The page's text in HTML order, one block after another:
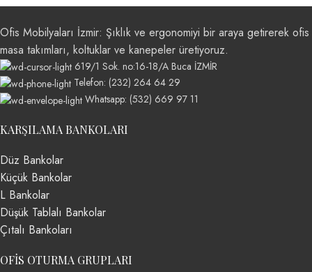
Ofis Mobilyaları İzmir: Şıklık ve ergonomiyi bir araya getirerek ofis
masa takımları, koltuklar ve kanepeler üretiyoruz.
619/1 Sok. no:16-18/A Buca İZMİR
Telefon: (232) 264 64 29
Whatsapp: (532) 669 97 11
KARŞILAMA BANKOLARI
Düz Bankolar
Küçük Bankolar
L Bankolar
Düşük Tablalı Bankolar
Çıtalı Bankoları
OFIS OTURMA GRUPLARI